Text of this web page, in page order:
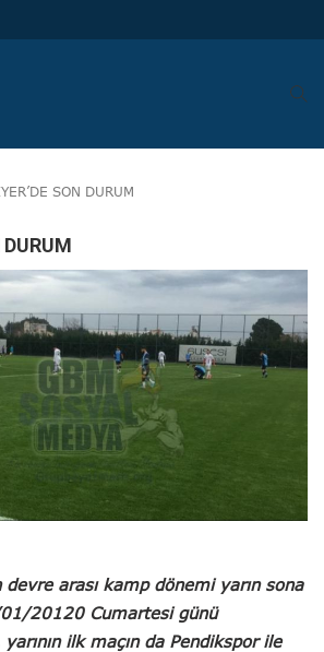
SON DURUM
DURUM
devre arası kamp dönemi yarın sona
20120 Cumartesi günü
ilk maçın da Pendikspor ile